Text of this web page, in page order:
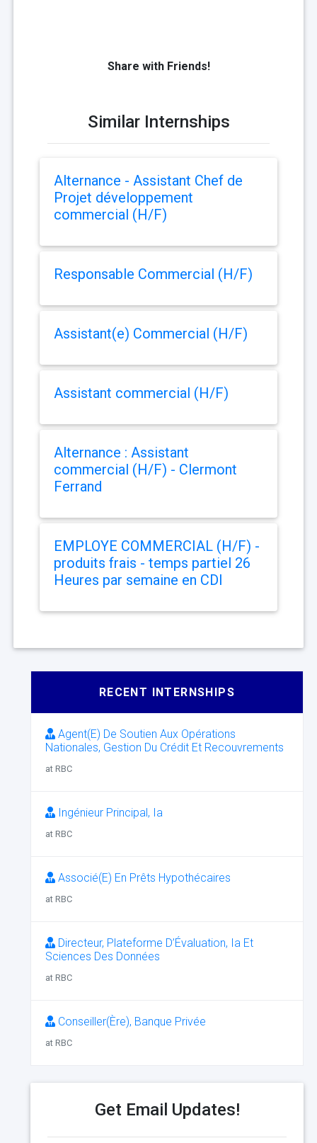
Share with Friends!
Similar Internships
Alternance - Assistant Chef de
Projet développement
commercial (H/F)
Responsable Commercial (H/F)
Assistant(e) Commercial (H/F)
Assistant commercial (H/F)
Alternance : Assistant
commercial (H/F) - Clermont
Ferrand
EMPLOYE COMMERCIAL (H/F) -
produits frais - temps partiel 26
Heures par semaine en CDI
RECENT INTERNSHIPS
Agent(E) De Soutien Aux Opérations
Nationales, Gestion Du Crédit Et Recouvrements
at RBC
Ingénieur Principal, Ia
at RBC
Associé(E) En Prêts Hypothécaires
at RBC
Directeur, Plateforme D’Évaluation, Ia Et
Sciences Des Données
at RBC
Conseiller(Ère), Banque Privée
at RBC
Get Email Updates!